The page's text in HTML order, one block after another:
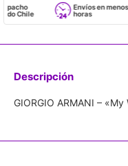
Chile
Envíos en menos
horas
Descripción
GIORGIO ARMANI –